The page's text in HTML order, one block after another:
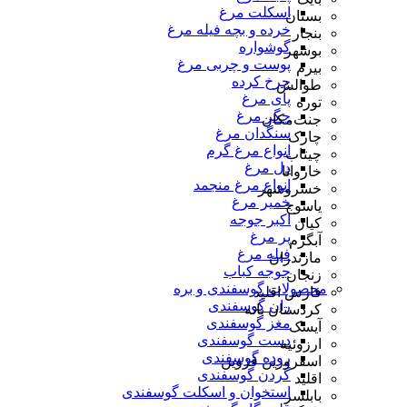
اسکلت مرغ
خرده و بچه فیله مرغ
گوشواره
پوست و چربی مرغ
چرخ کرده
پای مرغ
جگر مرغ
سنگدان مرغ
انواع مرغ گرم
دل مرغ
انواع مرغ منجمد
خمیر مرغ
اکبر جوجه
پر مرغ
فیله مرغ
جوجه کباب
محصولات گوسفندی و بره
ران گوسفندی
مغز گوسفندی
دست گوسفندی
روده گوسفندی
گردن گوسفندی
استخوان و اسکلت گوسفندی
بستان
بنجار
بوشهر
بیرم
طوالش
توره
جنت‌مکان
چارک
چیتاب
خاروانا
خسروشهر
یاسوج
کیان
آبگرم
مازندران
زنجان
فارس اقلید
کردستان بانه
آیسک
ارزوئیه
اسفرورین قزوین
اقلید
بابلسر